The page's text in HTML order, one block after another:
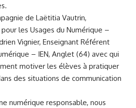
de Laëtitia Vautrin,
les Usages du Numérique –
Vignier, Enseignant Référent
– IEN, Anglet (64) avec qui
motiver les élèves à pratiquer
des situations de communication
numérique responsable, nous